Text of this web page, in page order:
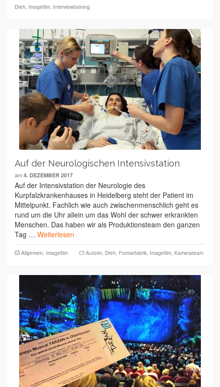
Dreh, Imagefilm, Interviewtraining
Auf der Neurologischen Intensivstation
am 4. DEZEMBER 2017
Auf der Intensivstation der Neurologie des
Kurpfalzkrankenhauses in Heidelberg steht der Patient im
Mittelpunkt. Fachlich wie auch zwischenmenschlich geht es
rund um die Uhr allein um das Wohl der schwer erkrankten
Menschen. Das haben wir als Produktionsteam den ganzen
Tag … Weiterlesen
Allgemein, Imagefilm Autorin, Dreh, Formatfabrik, Imagefilm, Kamerateam